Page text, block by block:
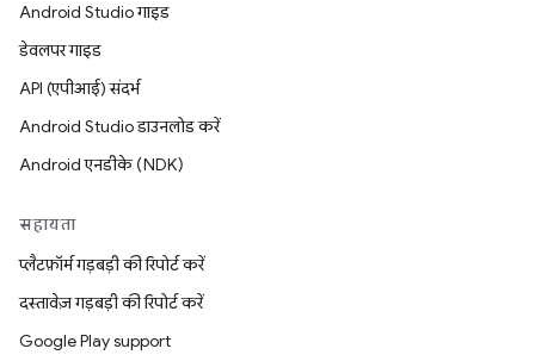
Android Studio गाइड
डेवलपर गाइड
API (एपीआई) संदर्भ
Android Studio डाउनलोड करें
Android एनडीके (NDK)
सहायता
प्लैटफ़ॉर्म गड़बड़ी की रिपोर्ट करें
दस्तावेज़ गड़बड़ी की रिपोर्ट करें
Google Play support